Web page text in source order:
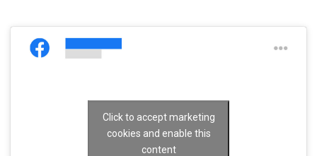
Click to accept marketing
cookies and enable this
content